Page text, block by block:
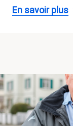
En savoir plus